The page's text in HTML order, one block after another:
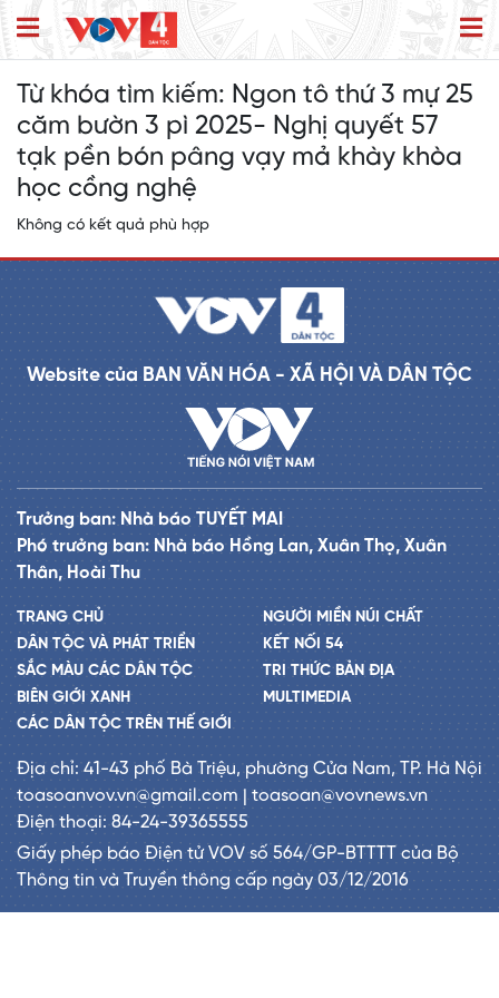
Từ khóa tìm kiếm: Ngon tô thứ 3 mự 25
căm bườn 3 pì 2025- Nghị quyết 57
tạk pền bón pâng vạy mả khày khòa
học cồng nghệ
Không có kết quả phù hợp
Website của BAN VĂN HÓA - XÃ HỘI VÀ DÂN TỘC
Trưởng ban: Nhà báo TUYẾT MAI
Phó trưởng ban: Nhà báo Hồng Lan, Xuân Thọ, Xuân
Thân, Hoài Thu
TRANG CHỦ
DÂN TỘC VÀ PHÁT TRIỂN
SẮC MÀU CÁC DÂN TỘC
BIÊN GIỚI XANH
CÁC DÂN TỘC TRÊN THẾ GIỚI
NGƯỜI MIỀN NÚI CHẤT
KẾT NỐI 54
TRI THỨC BẢN ĐỊA
MULTIMEDIA
Địa chỉ: 41-43 phố Bà Triệu, phường Cửa Nam, TP. Hà Nội
toasoanvov.vn@gmail.com | toasoan@vovnews.vn
Điện thoại: 84-24-39365555
Giấy phép báo Điện tử VOV số 564/GP-BTTTT của Bộ
Thông tin và Truyền thông cấp ngày 03/12/2016